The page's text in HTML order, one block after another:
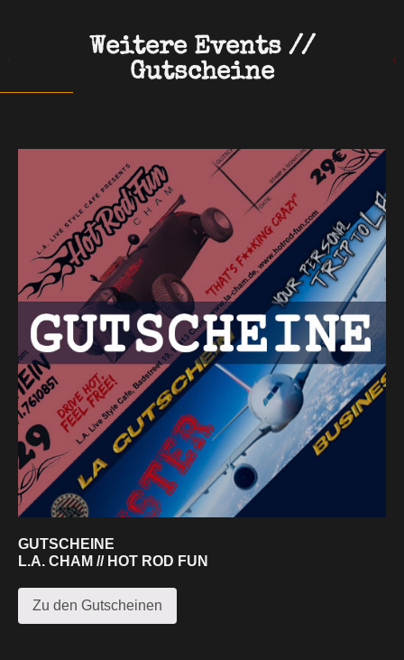
Weitere Events //
Gutscheine
GUTSCHEINE
L.A. CHAM // HOT ROD FUN
Zu den Gutscheinen